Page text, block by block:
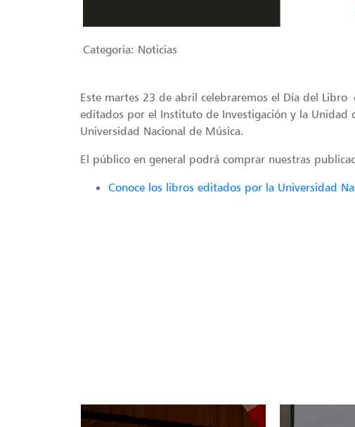
Categoria: Noticias
Este martes 23 de abril celebraremos el Día del Libro
editados por el Instituto de Investigación y la Unidad
Universidad Nacional de Música.
El público en general podrá comprar nuestras
Conoce los libros editados por la Universidad